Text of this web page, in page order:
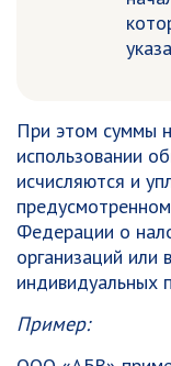
При этом суммы
использовании
исчисляются и
Федерации о
организаций или
индивидуальных
Пример: